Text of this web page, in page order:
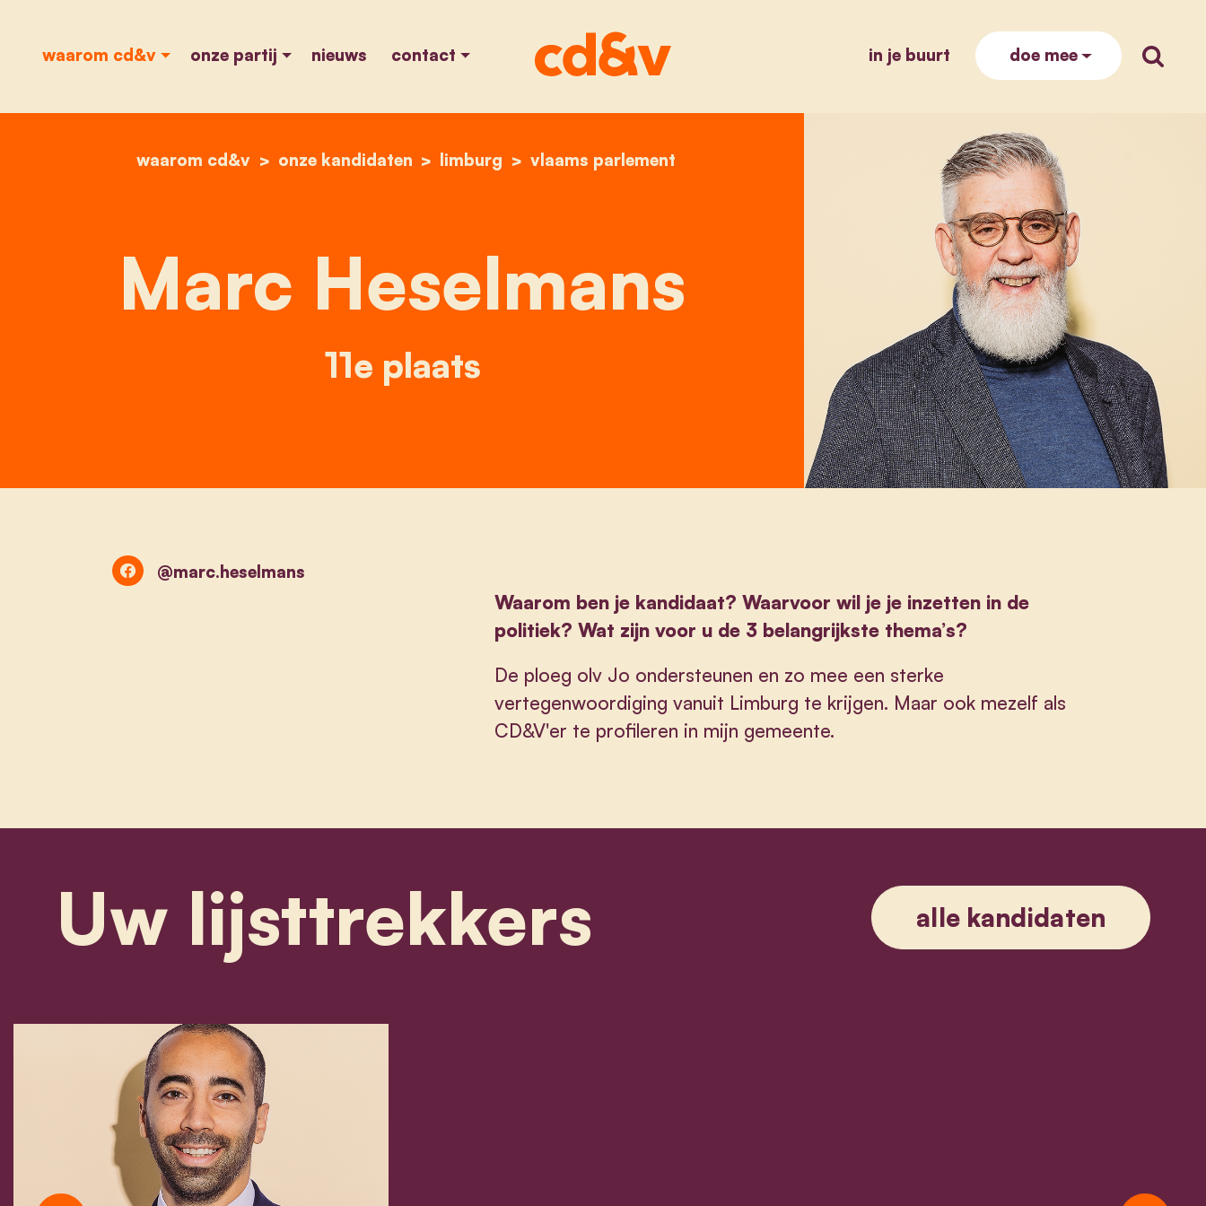
waarom cd&v onze partij nieuws contact in je buurt doe mee zoek
home
waarom cd&v onze kandidaten limburg vlaams parlement
marc heselmans
Marc Heselmans
11e plaats
Waarom ben je kandidaat? Waarvoor wil je je inzetten in de
politiek? Wat zijn voor u de 3 belangrijkste thema’s?
De ploeg olv Jo ondersteunen en zo mee een sterke
vertegenwoordiging vanuit Limburg te krijgen. Maar ook mezelf als
CD&V'er te profileren in mijn gemeente.
@marc.heselmans
Uw lijsttrekkers alle kandidaten